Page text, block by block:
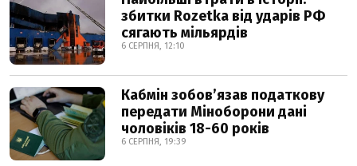
збитки Rozetka від ударів РФ
сягають мільярдів
6 СЕРПНЯ, 12:10
Кабмін зобовʼязав податкову
передати Міноборони дані
чоловіків 18-60 років
6 СЕРПНЯ, 19:39